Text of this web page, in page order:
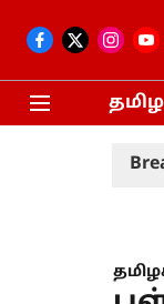
தொகுதி